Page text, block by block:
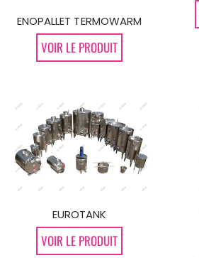
ENOPALLET TERMOWARM
VOIR LE PRODUIT
EUROTANK
VOIR LE PRODUIT